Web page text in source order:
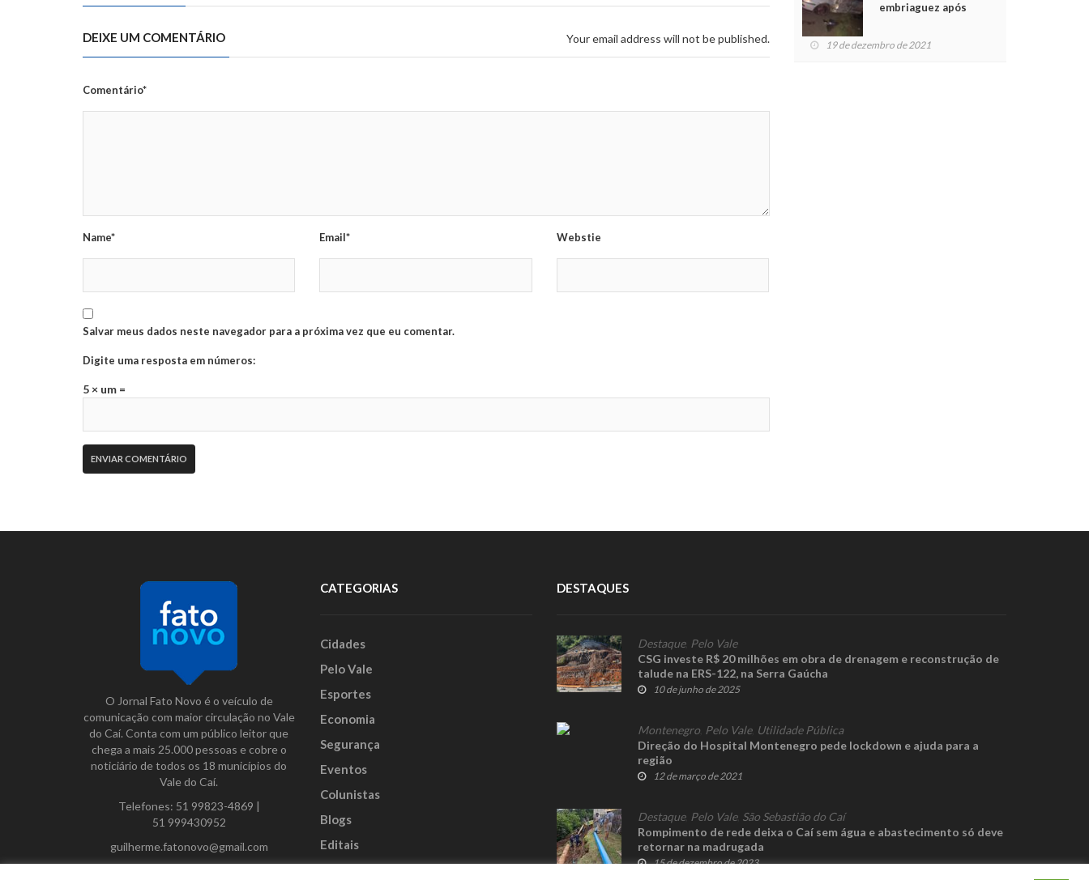
DEIXE UM COMENTÁRIO Your email address will not be published.
Comentário*
Name* Email* Webstie
Salvar meus dados neste navegador para a próxima vez que eu comentar.
Digite uma resposta em números:
5 × um =
embriaguez após
feridos
19 de dezembro de 2021
O Jornal Fato Novo é o veículo de
comunicação com maior circulação no Vale
do Caí. Conta com um público leitor que
chega a mais 25.000 pessoas e cobre o
noticiário de todos os 18 municípios do
Vale do Caí.
Telefones: 51 99823-4869
51 999430952
guilherme.fatonovo@gmail.com
CATEGORIAS
Cidades
Pelo Vale
Esportes
Economia
Segurança
Eventos
Colunistas
Blogs
Editais
DESTAQUES
Destaque, Pelo Vale
CSG investe R$ 20 milhões em obra de drenagem e reconstrução de
talude na ERS-122, na Serra Gaúcha
10 de junho de 2025
Montenegro Pelo Vale, Utilidade Pública
Direção do Hospital Montenegro pede lockdown e ajuda para a
região
12 de março de 2021
Destaque, Pelo Vale, São Sebastião do Caí
Rompimento de rede deixa o Caí sem água e abastecimento só deve
retornar na madrugada
15 de dezembro de 2023